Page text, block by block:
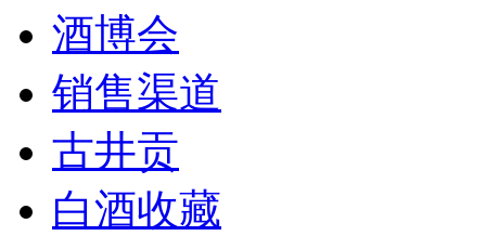
酒博会
销售渠道
古井贡
白酒收藏